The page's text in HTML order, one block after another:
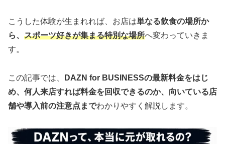
こうした体験が生まれれば、お店は単なる飲食の場所か
ら、 スポーツ好きが集まる特別な場所へ変わっていきま
す。
この記事では、
DAZN for BUSINESSの最新料金をはじ
め、何人来店すれば料金を回収できるのか、向いている店
舗や導入前の注意点までわかりやすく解説します。